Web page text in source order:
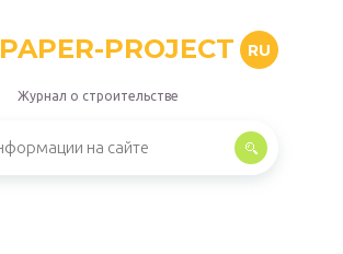
PAPER-PROJECT RU
Журнал о строительстве